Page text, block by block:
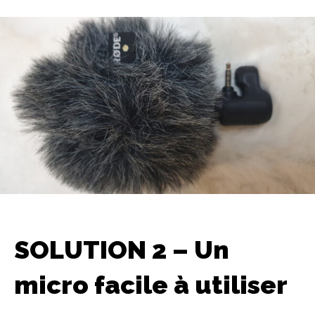
SOLUTION 2 – Un
micro facile à utiliser